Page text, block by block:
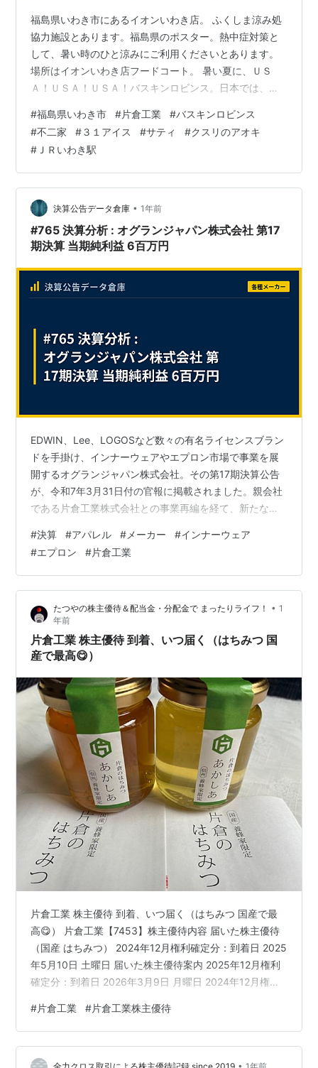
福島県いわき市にあるイオンいわき店。 ふくしま涼み処
協力施設とあります。福島県のポスター。熱中症対策と
して、暑い時のひと涼みにご利用くださいとあります。
場所はイオンいわき店フードコート。 暑い夏に、ＵＳ
Ａ！ＵＳＡ！ＵＳＡ！バスキンロビンス。日本では、不
による運営。 ピカチュウ味。食べてみると、ピカチュ
ウ。なんでも最近マクドナルドでは、おまけのピカチュ
ウカードで転売問題も絡んですったもんだがあったよう
ですが、最近、ピカチュウ、流行しているのか？。 イオ
ンいわき店、片倉工業とあります。いわゆる教科書にで
てくる富岡製糸工場です。 立体駐車場が左にあ…
#福島県いわき市 #片倉工業 #バスキンロビンス
#不二家 #３１アイス #サティ #クスリのアオキ
# ＪＲいわき駅
決算公告データ倉庫 • 1年前
#765 決算分析 : オグランジャパン株式会社 第17
期決算 当期純利益 6百万円
EDWIN、Lee、LOGOSなど数々の有名ライセンスブラン
ドを手掛け、インナーウェアやエプロン市場で事業を展
開するオグランジャパン株式会社。その第17期決算公告
が、令和7年3月31日付の官報に掲載されました。親会社
である片倉工業株式会社との事業再編を経て、新たなス
いて分析します。 20241231_17_オグランジャパン決算
第17期 決算のポイント（単位：百万円）資産合計: 3,281
百万円 (約32.8億円)負債合計: 4,119百万円 (約41.2億円)
純資産合計: ▲885百万円 (約▲8.9億円)当期純利益: 6百
万円 (約0…
#決算 #アパレル # メーカー #インナーウェア
#エプロン #片倉工業
たつやの株主優待＆配当金・分配金で まったりライフ！ • 1
年前
片倉工業 株主優待 到着、いつ届く（はちみつ 国
産で最高😋）
片倉工業 株主優待 到着、いつ届く（はちみつ 国産で最
高😋） 片倉工業【7453】株主優待内容 届いた株主優待
（国産 はちみつ） 2024年12月権利確定分：到着日 2025
年5月10日 土曜日 届いた株主優待案内 2025年12月権利
確定分：到着日 2026年3月9日 月曜日 2024年12月権利
主優待 2023年12月権利確定分：到着日 2024年6月8日
土曜日 2022年12月権利確定分：到着日 2023年4月29日
土曜日 最後に 片倉工業 株主優待 到着、いつ届く（はち
#片倉工業 #片倉工業株主優待
•